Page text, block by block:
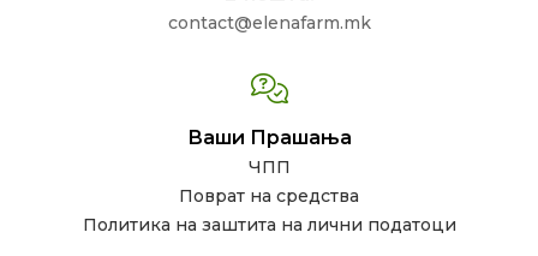
contact@elenafarm.mk
Ваши Прашања
ЧПП
Поврат на средства
Политика на заштита на лични податоци